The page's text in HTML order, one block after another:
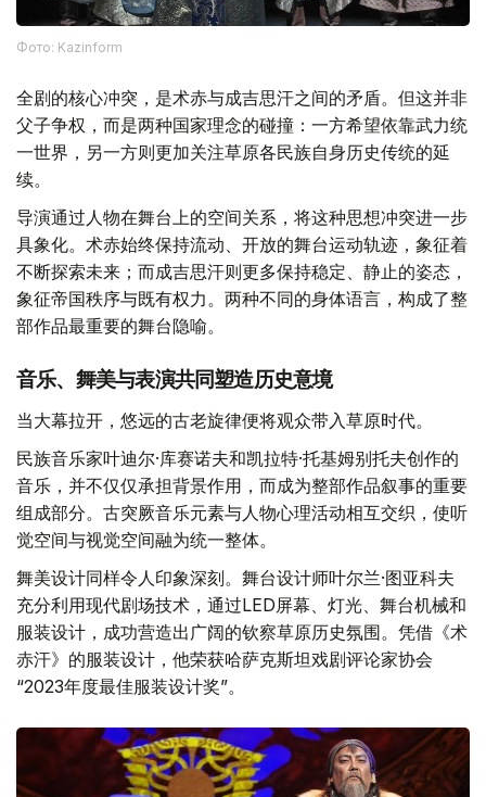
Фото: Kazinform
全剧的核心冲突，是术赤与成吉思汗之间的矛盾。但这并非
父子争权，而是两种国家理念的碰撞：一方希望依靠武力统
一世界，另一方则更加关注草原各民族自身历史传统的延
续。
导演通过人物在舞台上的空间关系，将这种思想冲突进一步
具象化。术赤始终保持流动、开放的舞台运动轨迹，象征着
不断探索未来；而成吉思汗则更多保持稳定、静止的姿态，
象征帝国秩序与既有权力。两种不同的身体语言，构成了整
部作品最重要的舞台隐喻。
音乐、舞美与表演共同塑造历史意境
当大幕拉开，悠远的古老旋律便将观众带入草原时代。
民族音乐家叶迪尔·库赛诺夫和凯拉特·托基姆别托夫创作的
音乐，并不仅仅承担背景作用，而成为整部作品叙事的重要
组成部分。古突厥音乐元素与人物心理活动相互交织，使听
觉空间与视觉空间融为统一整体。
舞美设计同样令人印象深刻。舞台设计师叶尔兰·图亚科夫
充分利用现代剧场技术，通过LED屏幕、灯光、舞台机械和
服装设计，成功营造出广阔的钦察草原历史氛围。凭借《术
赤汗》的服装设计，他荣获哈萨克斯坦戏剧评论家协会
“2023年度最佳服装设计奖”。